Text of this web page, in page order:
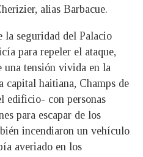
alias Barbacue.
la seguridad del Palacio
para repeler el ataque,
una tensión vivida en la
haitiana, Champs de
edificio- con personas
para escapar de los
incendiaron un vehículo
averiado en los